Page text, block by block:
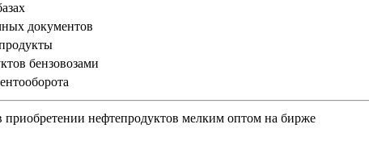
документов
бензовозами
приобретении нефтепродуктов мелким оптом на бирже